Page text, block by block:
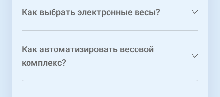
Как выбрать электронные весы?
Как автоматизировать весовой
комплекс?